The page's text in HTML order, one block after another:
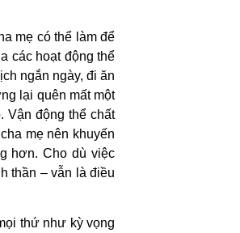
mẹ có thể làm để
các hoạt động thể
ngắn ngày, đi ăn
lại quên mất một
Vận động thể chất
mẹ nên khuyến
hơn. Cho dù việc
thần – vẫn là điều
thứ như kỳ vọng